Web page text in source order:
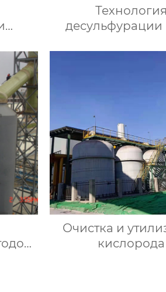
Технология
десульфурации
Очистка и
кислорода